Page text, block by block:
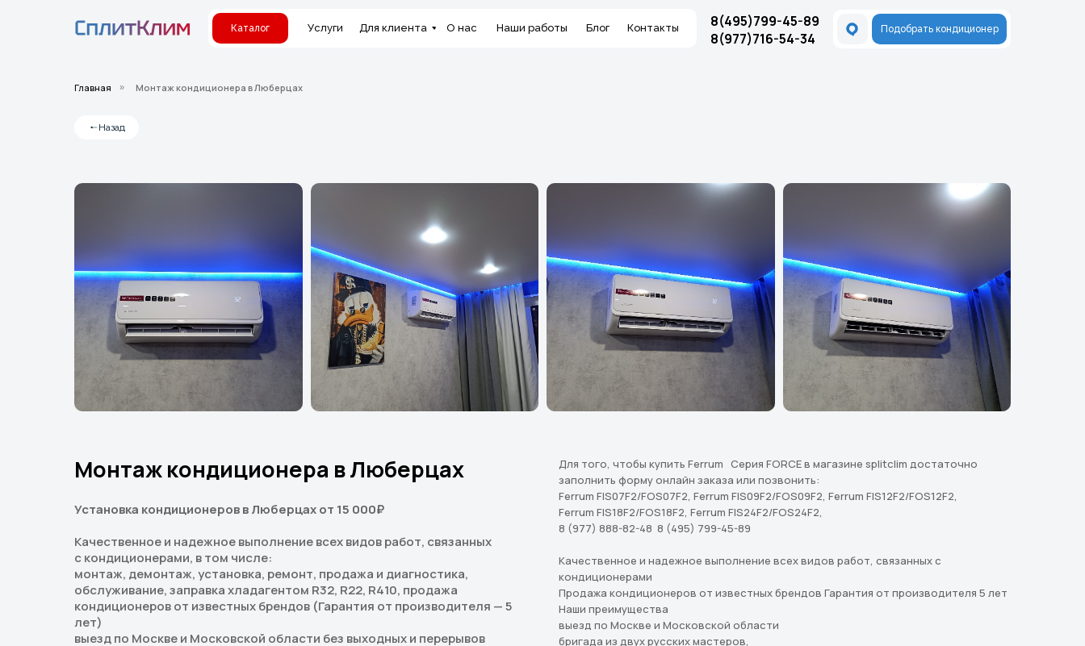
Услуги Для клиента О нас Наши работы Блог Контакты
Каталог Подобрать кондиционер
8(495)799-45-89
8(977)716-54-34
Html code will be here
Главная » Монтаж кондиционера в Люберцах
Назад
Монтаж кондиционера в Люберцах
Установка кондиционеров в Люберцах от 15 000₽
Качественное и надежное выполнение всех видов работ, связанных
с кондиционерами, в том числе:
монтаж, демонтаж, установка, ремонт, продажа и диагностика,
обслуживание, заправка хладагентом R32, R22, R410, продажа
кондиционеров от известных брендов (Гарантия от производителя — 5
лет)
выезд по Москве и Московской области без выходных и перерывов
Для того, чтобы купить Ferrum Серия FORCE в магазине splitclim достаточно
заполнить форму онлайн заказа или позвонить:
Ferrum FIS07F2/FOS07F2, Ferrum FIS09F2/FOS09F2, Ferrum FIS12F2/FOS12F2,
Ferrum FIS18F2/FOS18F2, Ferrum FIS24F2/FOS24F2,
8 (977) 888-82-48 8 (495) 799-45-89
Качественное и надежное выполнение всех видов работ, связанных с
кондиционерами
Продажа кондиционеров от известных брендов Гарантия от производителя 5 лет
Наши преимущества
выезд по Москве и Московской области
бригада из двух русских мастеров,